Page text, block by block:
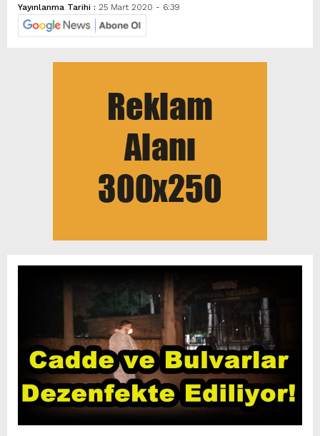
Yayınlanma Tarihi : 25 Mart 2020 - 6:39